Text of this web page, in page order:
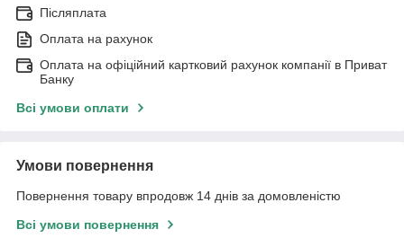
Післяплата
Оплата на рахунок
Оплата на офіційний картковий рахунок компанії в Приват
Банку
Всі умови оплати
Умови повернення
Повернення товару впродовж 14 днів за домовленістю
Всі умови повернення